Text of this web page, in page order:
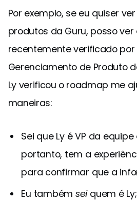
Por exemplo, se eu quiser
produtos da Guru, posso ver
recentemente verificado por
Gerenciamento de Produto
Ly verificou o roadmap me
maneiras:
Sei que Ly é VP da
portanto, tem a
para confirmar que a
Eu também seiquem é